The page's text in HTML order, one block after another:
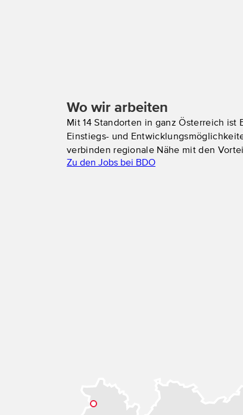
Wo wir arbeiten
Mit 14 Standorten in ganz Österreich
Einstiegs- und
verbinden regionale Nähe mit den
Zu den Jobs bei BDO